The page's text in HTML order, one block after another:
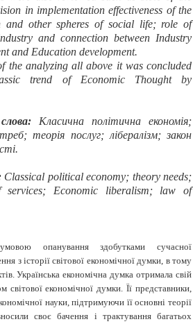
in implementation effectiveness of the
and other spheres of social life; role of
and connection between Industry
and Education development.
the analyzing all above it was concluded
trend of Economic Thought by
Класична політична економія;
теорія послуг; лібералізм; закон
Classical political economy; theory needs;
services; Economic liberalism; law of
опанування здобутками сучасної
з історії світової економічної думки, в тому
Українська економічна думка отримала свій
світової економічної думки. Її представники,
науки, підтримуючи її основні теорії
своє бачення і трактування багатьох